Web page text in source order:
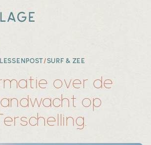
/SURF & ZEE
over de
op